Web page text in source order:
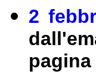
2
pagina